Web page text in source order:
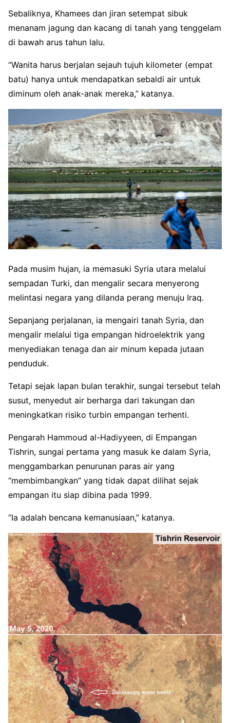
Sebaliknya, Khamees dan jiran setempat sibuk
menanam jagung dan kacang di tanah yang tenggelam
di bawah arus tahun lalu.
“Wanita harus berjalan sejauh tujuh kilometer (empat
batu) hanya untuk mendapatkan sebaldi air untuk
diminum oleh anak-anak mereka,” katanya.
Pada musim hujan, ia memasuki Syria utara melalui
sempadan Turki, dan mengalir secara menyerong
melintasi negara yang dilanda perang menuju Iraq.
Sepanjang perjalanan, ia mengairi tanah Syria, dan
mengalir melalui tiga empangan hidroelektrik yang
menyediakan tenaga dan air minum kepada jutaan
penduduk.
Tetapi sejak lapan bulan terakhir, sungai tersebut telah
susut, menyedut air berharga dari takungan dan
meningkatkan risiko turbin empangan terhenti.
Pengarah Hammoud al-Hadiyyeen, di Empangan
Tishrin, sungai pertama yang masuk ke dalam Syria,
menggambarkan penurunan paras air yang
“membimbangkan” yang tidak dapat dilihat sejak
empangan itu siap dibina pada 1999.
“Ia adalah bencana kemanusiaan,” katanya.